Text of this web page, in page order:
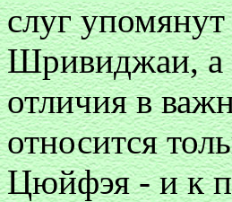
слуг
Шривиджаи, а
отличия в
относится
Цюйфэя - и к